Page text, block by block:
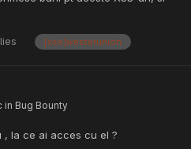
[xss]westerunion
in Bug Bounty
, la ce ai acces cu el ?